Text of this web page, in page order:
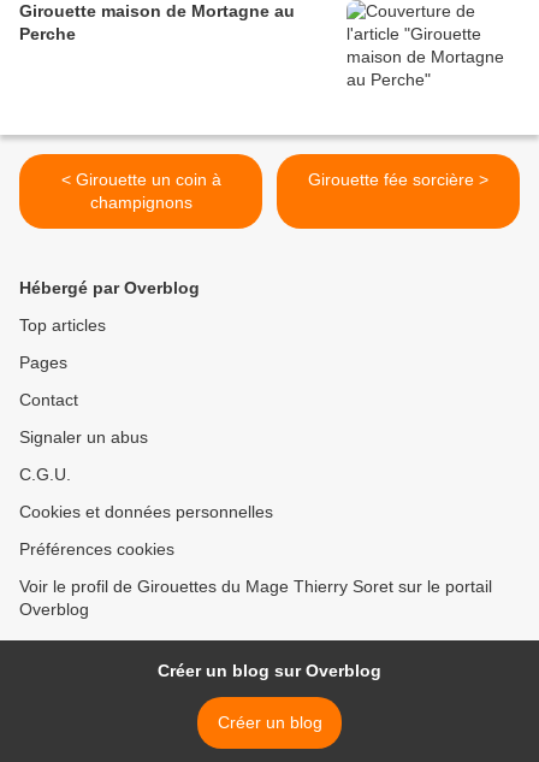
Girouette maison de Mortagne au
Perche
< Girouette un coin à
champignons
Girouette fée sorcière >
Hébergé par Overblog
Top articles
Pages
Contact
Signaler un abus
C.G.U.
Cookies et données personnelles
Préférences cookies
Voir le profil de Girouettes du Mage Thierry Soret sur le portail
Overblog
Créer un blog sur Overblog
Créer un blog